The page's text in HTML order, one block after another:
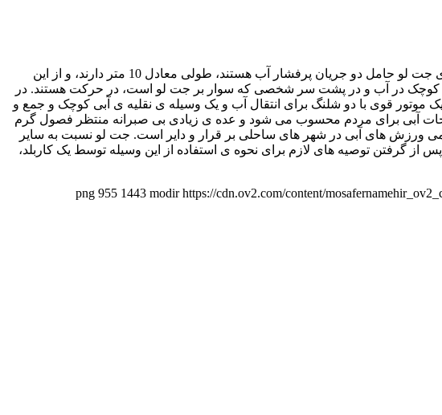
موردی که در زمان پرواز روی آب در جت لو موثر است، بدون شک قدرت موتور آن است. دو لوله ی ای که در پشت جلیقه ی جت لو حامل دو جریان پرفشار آب هستند، طولی معادل 10 متر دارند، و از این
است. این لوله ها به یک موتور، که در یک قایق کوچک در آب و در پشت سر شخصی که سوار بر جت لو است، در حرکت هستند. در
قوی با دو شلنگ برای انتقال آب و یک وسیله ی نقلیه ی آبی کوچک و جمع و
آبی برای مردم محسوب می شود و عده ی زیادی بی صبرانه منتظر فصول گرم
ورزش های آبی در شهر های ساحلی بر قرار و دایر است. جت لو نسبت به سایر
گرفتن توصیه های لازم برای نحوه ی استفاده از این وسیله توسط یک کاربلد،
955 1443 modir https://cdn.ov2.com/content/